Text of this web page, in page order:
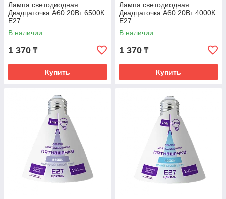
Лампа светодиодная
Двадцаточка А60 20Вт 6500К
Е27
В наличии
1 370 ₸
Купить
Лампа светодиодная
Двадцаточка А60 20Вт 4000К
Е27
В наличии
1 370 ₸
Купить